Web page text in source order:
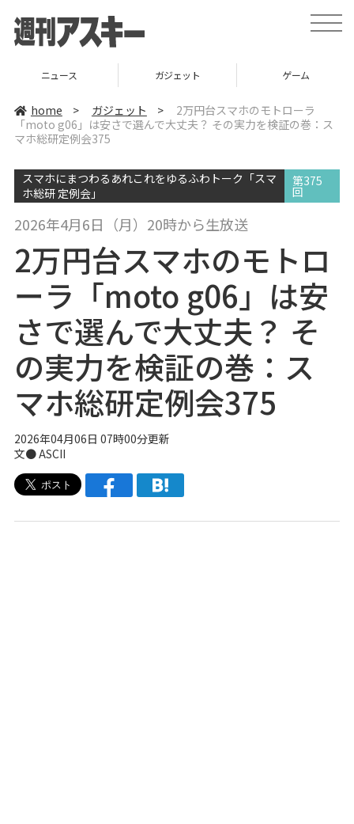
t
o
i
ニュース ガジェット ゲーム
home > ガジェット >
2万円台スマホのモトローラ
「moto g06」は安さで選んで大丈夫？ その実力を検証の巻：ス
マホ総研定例会375
スマホにまつわるあれこれをゆるふわトーク「スマ
ホ総研 定例会」
第375
回
2026年4月6日（月）20時から生放送
2万円台スマホのモトロ
ーラ「moto g06」は安
さで選んで大丈夫？ そ
の実力を検証の巻：ス
マホ総研定例会375
2026年04月06日 07時00分更新
文● ASCII